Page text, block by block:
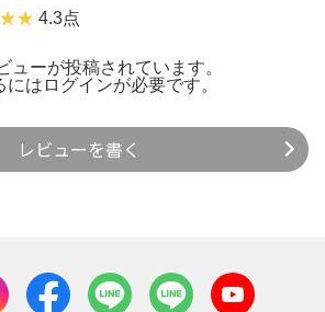
4.3点
ューが投稿されています。
には ログインが必要です。
レビューを書く